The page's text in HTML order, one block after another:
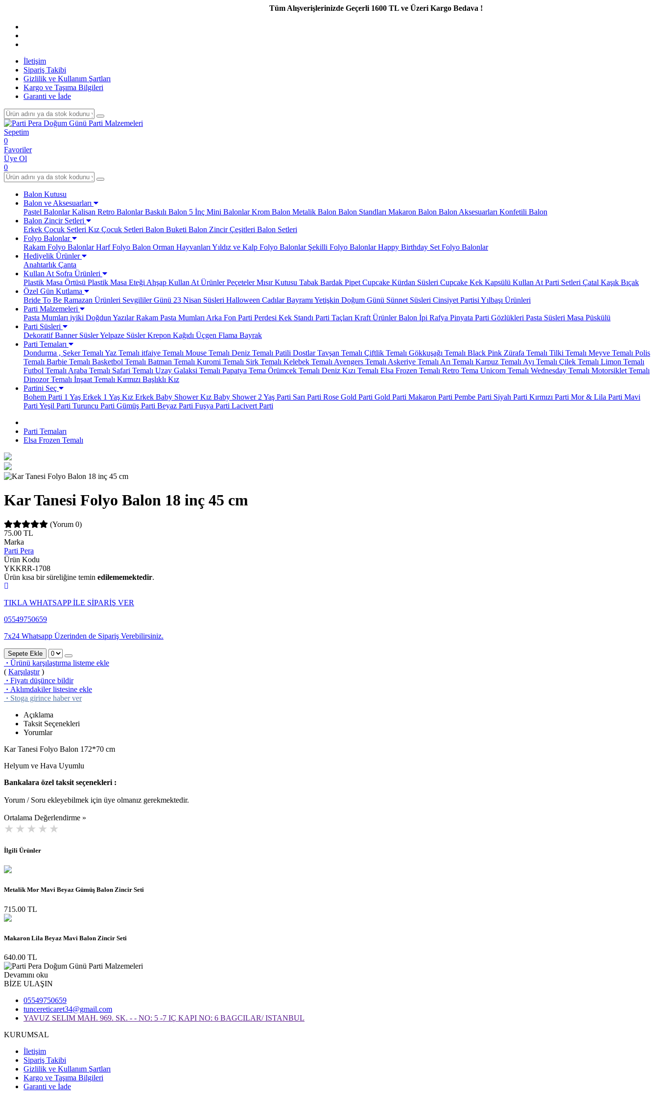
Tüm Alışverişlerinizde Geçerli 1600 TL ve Üzeri Kargo Bedava !
İletişim
Sipariş Takibi
Gizlilik ve Kullanım Şartları
Kargo ve Taşıma Bilgileri
Garanti ve İade
Sepetim
0
Favoriler
Üye Ol
0
Balon Kutusu
Balon ve Aksesuarları
Pastel BalonlarKalisan Retro BalonlarBaskılı Balon 5 İnç Mini BalonlarKrom Balon Metalik Balon Balon Standları Makaron Balon Balon Aksesuarları Konfetili Balon
Balon Zincir Setleri
Erkek Çocuk Setleri Kız Çocuk Setleri Balon Buketi Balon Zincir Çeşitleri Balon Setleri
Folyo Balonlar
Rakam Folyo BalonlarHarf Folyo Balon Orman Hayvanları Yıldız ve Kalp Folyo BalonlarŞekilli Folyo BalonlarHappy Birthday Set Folyo Balonlar
Hediyelik Ürünler
Anahtarlık Çanta
Kullan At Sofra Ürünleri
Plastik Masa Örtüsü Plastik Masa Eteği Ahşap Kullan At ÜrünlerPeçetelerMısır Kutusu Tabak Bardak Pipet Cupcake Kürdan Süsleri Cupcake Kek Kapsülü Kullan At Parti Setleri Çatal Kaşık Bıçak
Özel Gün Kutlama
Bride To Be Ramazan Ürünleri Sevgililer Günü 23 Nisan Süsleri Halloween Cadılar Bayramı Yetişkin Doğum Günü Sünnet Süsleri Cinsiyet Partisi Yılbaşı Ürünleri
Parti Malzemeleri
Pasta Mumları iyiki Doğdun YazılarRakam Pasta Mumları Arka Fon Parti Perdesi Kek Standı Parti Taçları Kraft ÜrünlerBalon İpi Rafya Pinyata Parti Gözlükleri Pasta Süsleri Masa Püskülü
Parti Süsleri
Dekoratif Banner SüslerYelpaze SüslerKrepon Kağıdı Üçgen Flama Bayrak
Parti Temaları
Dondurma , Şeker Temalı Yaz Temalı itfaiye Temalı Mouse Temalı Deniz Temalı Patili DostlarTavşan Temalı Çiftlik Temalı Gökkuşağı Temalı Black Pink Zürafa Temalı Tilki Temalı Meyve Temalı Polis
Temalı Barbie Temalı Basketbol Temalı Batman Temalı Kuromi Temalı Sirk Temalı Kelebek Temalı Avengers Temalı Askeriye Temalı Arı Temalı Karpuz Temalı Ayı Temalı Çilek Temalı Limon Temalı
Futbol Temalı Araba Temalı Safari Temalı Uzay Galaksi Temalı Papatya Tema Örümcek Temalı Deniz Kızı Temalı Elsa Frozen Temalı Retro Tema Unicorn Temalı Wednesday Temalı Motorsiklet Temalı
Dinozor Temalı İnşaat Temalı Kırmızı Başlıklı Kız
Partini Seç
Bohem Parti 1 Yaş Erkek 1 Yaş Kız Erkek Baby ShowerKız Baby Shower2 Yaş Parti Sarı Parti Rose Gold Parti Gold Parti Makaron Parti Pembe Parti Siyah Parti Kırmızı Parti Mor & Lila Parti Mavi
Parti Yeşil Parti Turuncu Parti Gümüş Parti Beyaz Parti Fuşya Parti Lacivert Parti
Parti Temaları
Elsa Frozen Temalı
Kar Tanesi Folyo Balon 18 inç 45 cm
(Yorum 0)
75.00 TL
Marka
Parti Pera
Ürün Kodu
YKKRR-1708
Ürün kısa bir süreliğine temin edilememektedir.
TIKLA WHATSAPP İLE SİPARİŞ VER
05549750659
7x24 Whatsapp Üzerinden de Sipariş Verebilirsiniz.
Sepete Ekle
· Ürünü karşılaştırma listeme ekle
( Karşılaştır)
· Fiyatı düşünce bildir
· Aklımdakiler listesine ekle
· Stoga girince haber ver
Açıklama
Taksit Seçenekleri
Yorumlar
Kar Tanesi Folyo Balon 172*70 cm
Helyum ve Hava Uyumlu
Bankalara özel taksit seçenekleri :
Yorum / Soru ekleyebilmek için üye olmanız gerekmektedir.
Ortalama Değerlendirme »
İlgili Ürünler
Metalik Mor Mavi Beyaz Gümüş Balon Zincir Seti
715.00 TL
Makaron Lila Beyaz Mavi Balon Zincir Seti
640.00 TL
Devamını oku
BİZE ULAŞIN
05549750659
tuncereticaret34@gmail.com
YAVUZ SELIM MAH. 969. SK. - - NO: 5 -7 IÇ KAPI NO: 6 BAGCILAR/ ISTANBUL
KURUMSAL
İletişim
Sipariş Takibi
Gizlilik ve Kullanım Şartları
Kargo ve Taşıma Bilgileri
Garanti ve İade